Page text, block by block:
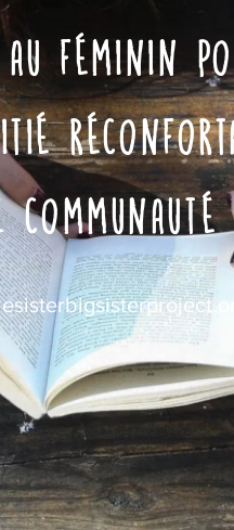
au féminin
communauté